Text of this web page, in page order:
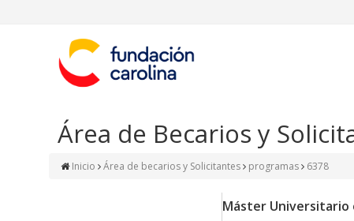
Área de Becarios y
Inicio Área de becarios y Solicitantes programas 6378
Máster Universitario